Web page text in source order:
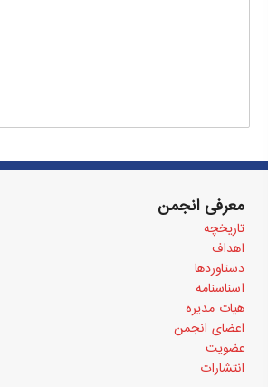
معرفی انجمن
تاریخچه
اهداف
دستاوردها
اسناسنامه
هیات مدیره
اعضای انجمن
عضویت
انتشارات